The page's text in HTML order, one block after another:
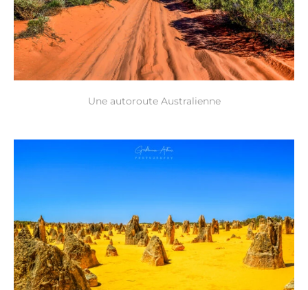
Une autoroute Australienne